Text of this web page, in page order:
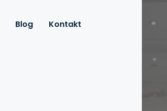
Blog Kontakt